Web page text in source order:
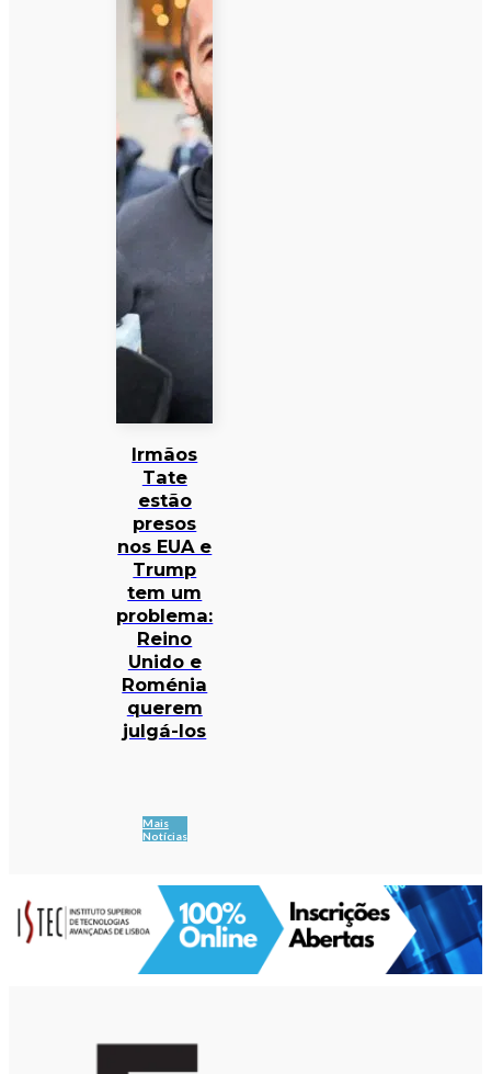
Irmãos
Tate
estão
presos
nos EUA e
Trump
tem um
problema:
Reino
Unido e
Roménia
querem
julgá-los
Mais
Notícias